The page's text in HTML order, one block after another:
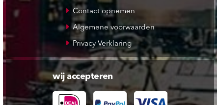
Contact opnemen
Algemene voorwaarden
Privacy Verklaring
wij accepteren